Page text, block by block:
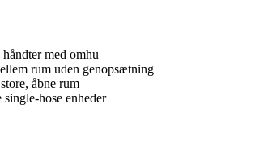
med omhu
rum uden genopsætning
åbne rum
hose enheder